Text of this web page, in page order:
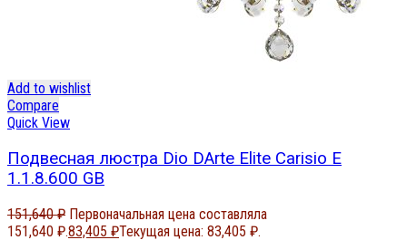
Add to wishlist
Compare
Quick View
Подвесная люстра Dio DArte Elite Carisio E
1.1.8.600 GB
151,640₽ Первоначальная цена составляла
151,640 ₽.83,405 ₽Текущая цена: 83,405 ₽.